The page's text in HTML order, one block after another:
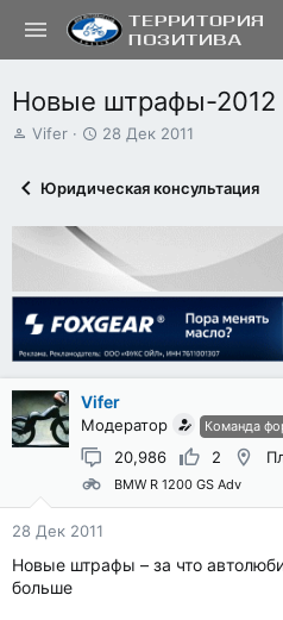
Новые штрафы-2012
А
ы
Vifer
Д
а
ч
л
а
28 Дек 2011
Юридическая консультация
Vifer
Модератор Команда
20,986 2
BMW R 1200 GS Adv
28 Дек 2011
Новые штрафы – за что
больше